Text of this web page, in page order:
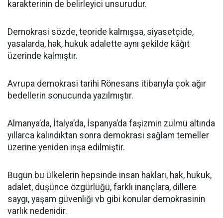
karakterinin de belirleyici unsurudur.
Demokrasi sözde, teoride kalmışsa, siyasetçide,
yasalarda, hak, hukuk adalette aynı şekilde kâğıt
üzerinde kalmıştır.
Avrupa demokrasi tarihi Rönesans itibarıyla çok ağır
bedellerin sonucunda yazılmıştır.
Almanya’da, İtalya’da, İspanya’da faşizmin zulmü altında
yıllarca kalındıktan sonra demokrasi sağlam temeller
üzerine yeniden inşa edilmiştir.
Bugün bu ülkelerin hepsinde insan hakları, hak, hukuk,
adalet, düşünce özgürlüğü, farklı inançlara, dillere
saygı, yaşam güvenliği vb gibi konular demokrasinin
varlık nedenidir.